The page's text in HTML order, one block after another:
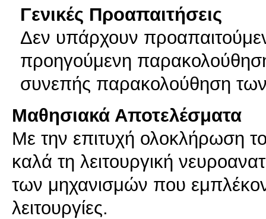
Γενικές Προαπαιτήσεις
Δεν υπάρχουν
προηγούμενη
συνεπής παρακολούθηση
Μαθησιακά Αποτελέσματα
Με την επιτυχή ολοκλήρωση
καλά τη λειτουργική
των μηχανισμών που
λειτουργίες.